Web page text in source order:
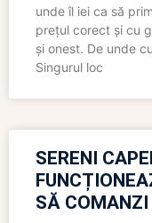
unde îl iei ca să
prețul corect și cu
și onest. De unde
Singurul loc
SERENI
SĂ COMANZI